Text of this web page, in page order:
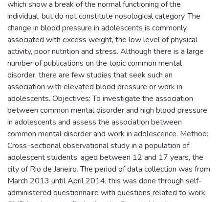
which show a break of the normal functioning of the
individual, but do not constitute nosological category. The
change in blood pressure in adolescents is commonly
associated with excess weight, the low level of physical
activity, poor nutrition and stress. Although there is a large
number of publications on the topic common mental
disorder, there are few studies that seek such an
association with elevated blood pressure or work in
adolescents. Objectives: To investigate the association
between common mental disorder and high blood pressure
in adolescents and assess the association between
common mental disorder and work in adolescence. Method:
Cross-sectional observational study in a population of
adolescent students, aged between 12 and 17 years, the
city of Rio de Janeiro. The period of data collection was from
March 2013 until April 2014, this was done through self-
administered questionnaire with questions related to work;